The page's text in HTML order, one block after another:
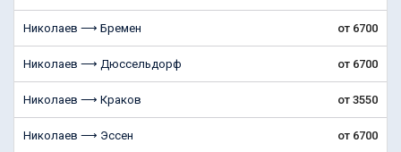
Николаев ⟶ Бремен от 6700
Николаев ⟶ Дюссельдорф от 6700
Николаев ⟶ Краков от 3550
Николаев ⟶ Эссен от 6700